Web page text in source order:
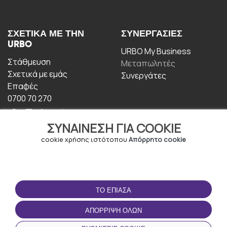
ΣΥΝΑΊΝΕΣΗ ΓΙΑ COOKIE
cookie χρήσης ιστότοπου Απόρρητο cookie
ΤΟ ΈΠΙΑΣΑ
ΑΠΌΡΡΙΨΗ ΌΛΩΝ
ΣΧΕΤΙΚΆ ΜΕ ΤΗΝ
URBO
Στάθμευση
Σχετικά με εμάς
Επαφές
0700 70 270
ΣΥΝΕΡΓΑΣΊΕΣ
URBO My Business
Μεταπωλητές
Συνεργάτες
ΟΡΟΙ ΧΡΉΣΗΣ
Οροι και Προϋποθέσεις
Πολιτική απορρήτου
ΚΑΤΕΒΆΣΤΕ ΤΗΝ
ΕΦΑΡΜΟΓΉ